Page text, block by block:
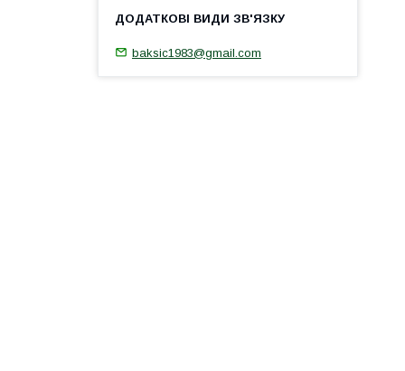
baksic1983@gmail.com